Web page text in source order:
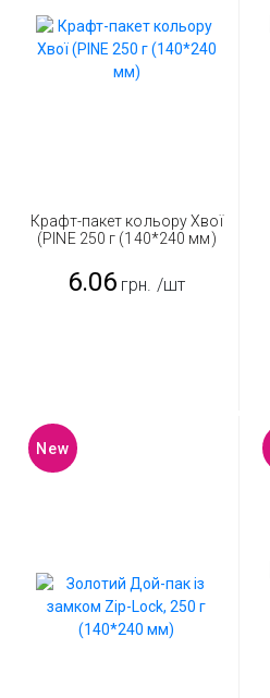
Крафт-пакет кольору Хвої
(PINE 250 г (140*240 мм)
6.06 грн. /шт
New